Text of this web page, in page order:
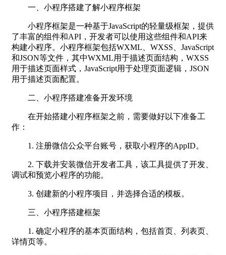
一、小程序搭建了解小程序框架
小程序框架是一种基于JavaScript的轻量级框架，提供
了丰富的组件和API，开发者可以使用这些组件和API来
构建小程序。小程序框架包括WXML、WXSS、JavaScript
和JSON等文件，其中WXML用于描述页面结构，WXSS
用于描述页面样式，JavaScript用于处理页面逻辑，JSON
用于描述页面配置。
二、小程序搭建准备开发环境
在开始搭建小程序框架之前，需要做好以下准备工
作：
1. 注册微信公众平台账号，获取小程序的AppID。
2. 下载并安装微信开发者工具，该工具提供了开发、
调试和预览小程序的功能。
3. 创建新的小程序项目，并选择合适的模板。
三、小程序搭建框架
1. 确定小程序的基本页面结构，包括首页、列表页、
详情页等。